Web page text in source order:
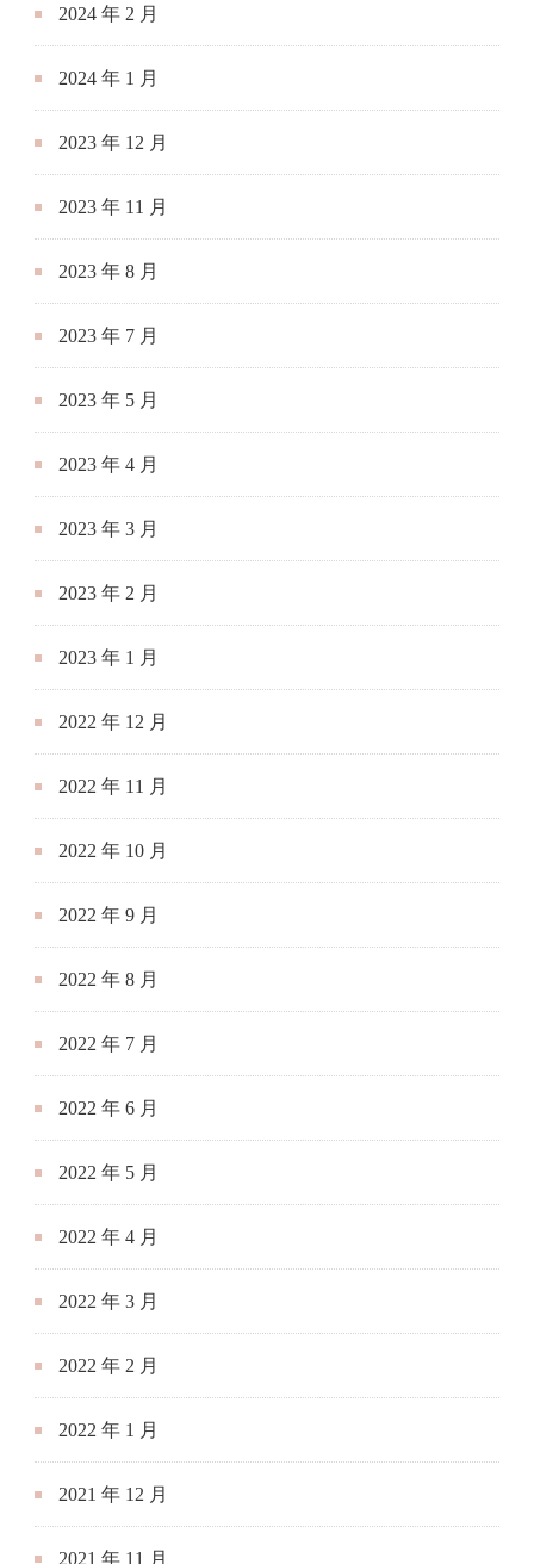
2024 年 2 月
2024 年 1 月
2023 年 12 月
2023 年 11 月
2023 年 8 月
2023 年 7 月
2023 年 5 月
2023 年 4 月
2023 年 3 月
2023 年 2 月
2023 年 1 月
2022 年 12 月
2022 年 11 月
2022 年 10 月
2022 年 9 月
2022 年 8 月
2022 年 7 月
2022 年 6 月
2022 年 5 月
2022 年 4 月
2022 年 3 月
2022 年 2 月
2022 年 1 月
2021 年 12 月
2021 年 11 月